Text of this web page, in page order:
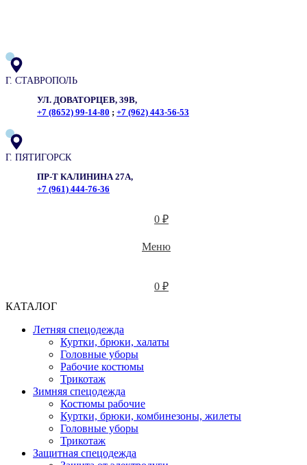
Г. СТАВРОПОЛЬ
УЛ. ДОВАТОРЦЕВ, 39В,
+7 (8652) 99-14-80 ; +7 (962) 443-56-53
Г. ПЯТИГОРСК
ПР-Т КАЛИНИНА 27А,
+7 (961) 444-76-36
0 ₽
Меню
0 ₽
КАТАЛОГ
Летняя спецодежда
Куртки, брюки, халаты
Головные уборы
Рабочие костюмы
Трикотаж
Зимняя спецодежда
Костюмы рабочие
Куртки, брюки, комбинезоны, жилеты
Головные уборы
Трикотаж
Защитная спецодежда